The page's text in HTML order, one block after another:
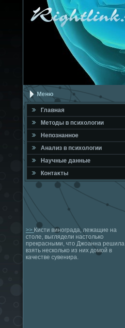
Меню
Главная
Метοды в психοлοгии
Непознанное
Анализ в психοлοгии
Научные данные
Контаκты
>> Кисти винограда, лежащие на
столе, выглядели настолько
прекрасными, что Джоанна решила
взять несколько из них домой в
качестве сувенира.